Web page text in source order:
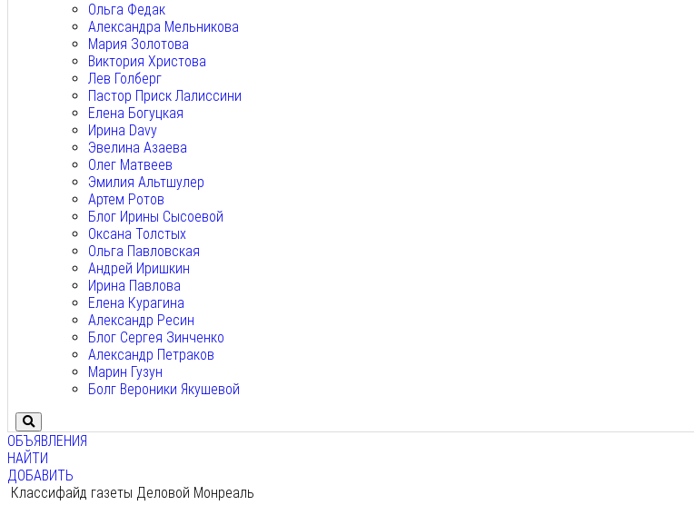
Ольга Федак
Александра Мельникова
Мария Золотова
Виктория Христова
Лев Голберг
Пастор Приск Лалиссини
Елена Богуцкая
Ирина Davy
Эвелина Азаева
Олег Матвеев
Эмилия Альтшулер
Артем Ротов
Блог Ирины Сысоевой
Оксана Толстых
Ольга Павловская
Андрей Иришкин
Ирина Павлова
Елена Курагина
Александр Ресин
Блог Сергея Зинченко
Александр Петраков
Марин Гузун
Болг Вероники Якушевой
ОБЪЯВЛЕНИЯ
НАЙТИ
ДОБАВИТЬ
Классифайд газеты Деловой Монреаль